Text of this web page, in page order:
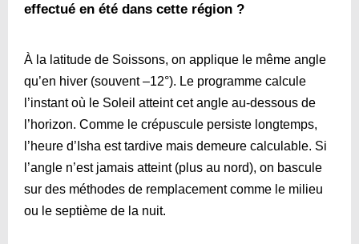
effectué en été dans cette région ?
À la latitude de Soissons, on applique le même angle
qu’en hiver (souvent –12°). Le programme calcule
l’instant où le Soleil atteint cet angle au-dessous de
l’horizon. Comme le crépuscule persiste longtemps,
l’heure d’Isha est tardive mais demeure calculable. Si
l’angle n’est jamais atteint (plus au nord), on bascule
sur des méthodes de remplacement comme le milieu
ou le septième de la nuit.